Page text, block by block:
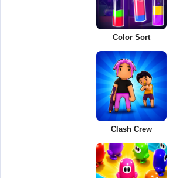
Color Sort
Clash Crew